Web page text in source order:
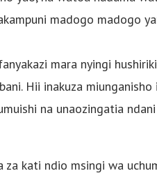
madogo madogo
mara nyingi
Hii inakuza miunganisho
na unaozingatia
kati ndio msingi wa